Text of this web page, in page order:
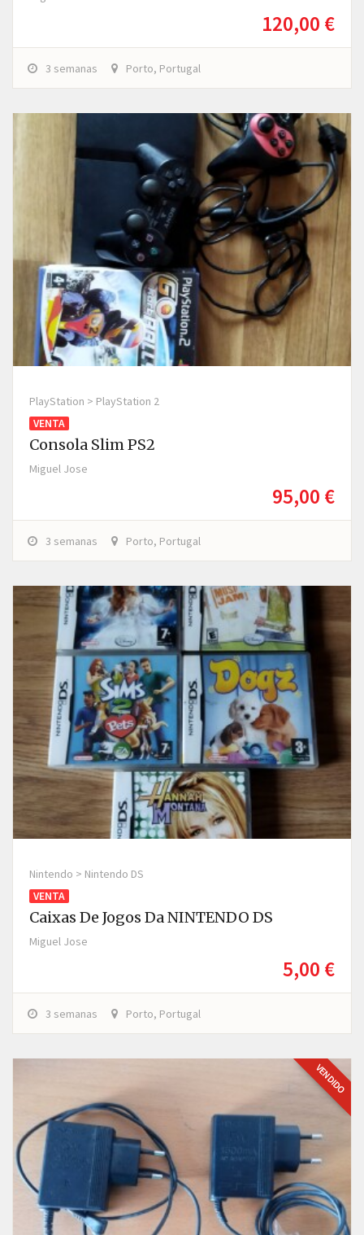
120,00 €
3 semanas Porto, Portugal
PlayStation > PlayStation 2
VENTA
Consola Slim PS2
Miguel Jose
95,00 €
3 semanas Porto, Portugal
Nintendo > Nintendo DS
VENTA
Caixas De Jogos Da NINTENDO DS
Miguel Jose
5,00 €
3 semanas Porto, Portugal
VENDIDO